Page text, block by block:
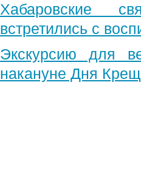
Хабаровские
встретились с
Экскурсию для
накануне Дня